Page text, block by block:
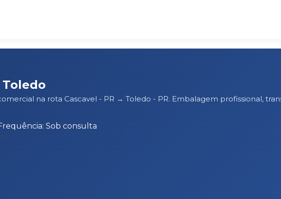
Toledo
na rota Cascavel - PR → Toledo - PR. Embalagem profissional,
Sob consulta